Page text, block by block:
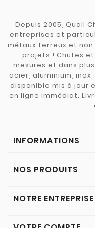
Depuis 2005, Quali
entreprises et
métaux ferreux et
projets ! Chutes
mesures et dans
acier, aluminium,
disponible mis à jour
en ligne immédiat.
INFORMATIONS
NOS PRODUITS
NOTRE ENTREPRISE